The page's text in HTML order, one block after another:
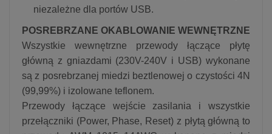
niezależne dla portów USB.
POSREBRZANE OKABLOWANIE WEWNĘTRZNE
Wszystkie wewnętrzne przewody łączące płytę
główną z gniazdami (230V-240V i USB) wykonane
są z posrebrzanej miedzi beztlenowej o czystości 4N
(99,99%) i izolowane teflonem.
Przewody łączące wejście zasilania i wszystkie
przełączniki (Power, Phase, Reset) z płytą główną to